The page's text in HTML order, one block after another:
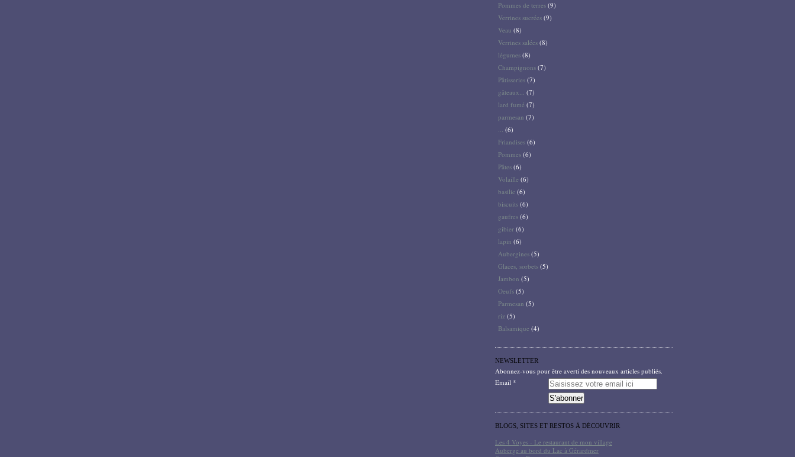
Pommes de terres (9)
Verrines sucrées (9)
Veau (8)
Verrines salées (8)
légumes (8)
Champignons (7)
Pâtisseries (7)
gâteaux... (7)
lard fumé (7)
parmesan (7)
... (6)
Friandises (6)
Pommes (6)
Pâtes (6)
Volaille (6)
basilic (6)
biscuits (6)
gaufres (6)
gibier (6)
lapin (6)
Aubergines (5)
Glaces, sorbets (5)
Jambon (5)
Oeufs (5)
Parmesan (5)
riz (5)
Balsamique (4)
NEWSLETTER
Abonnez-vous pour être averti des nouveaux articles publiés.
Email
BLOGS, SITES ET RESTOS À DÉCOUVRIR
Les 4 Voyes - Le restaurant de mon village
Auberge au bord du Lac à Gérardmer